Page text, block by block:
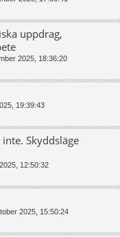
uppdrag,
2025, 18:36:20
19:39:43
Skyddsläge
12:50:32
2025, 15:50:24